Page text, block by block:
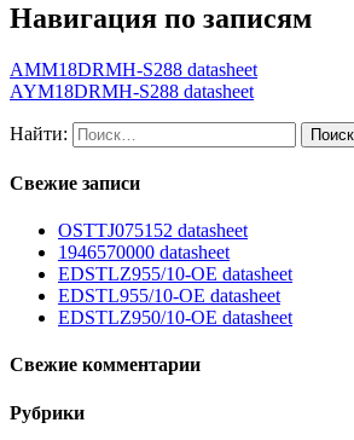
Навигация по записям
AMM18DRMH-S288 datasheet
AYM18DRMH-S288 datasheet
Найти:
Свежие записи
OSTTJ075152 datasheet
1946570000 datasheet
EDSTLZ955/10-OE datasheet
EDSTL955/10-OE datasheet
EDSTLZ950/10-OE datasheet
Свежие комментарии
Рубрики